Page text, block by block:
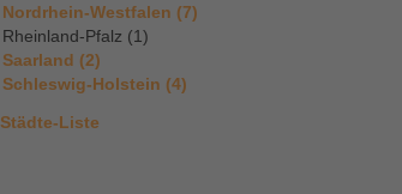
Nordrhein-Westfalen (7)
Rheinland-Pfalz (1)
Saarland (2)
Schleswig-Holstein (4)
Städte-Liste